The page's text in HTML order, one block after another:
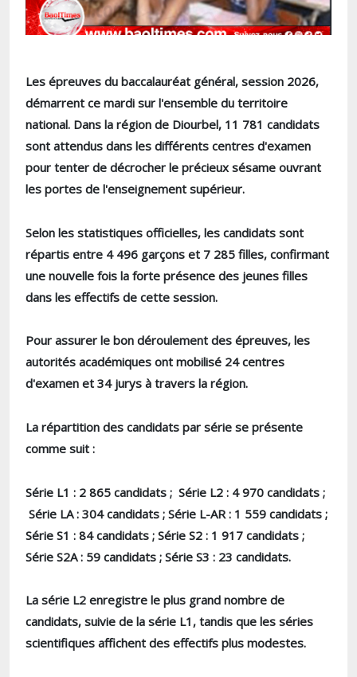
Les épreuves du baccalauréat général, session 2026,
démarrent ce mardi sur l'ensemble du territoire
national. Dans la région de Diourbel, 11 781 candidats
sont attendus dans les différents centres d'examen
pour tenter de décrocher le précieux sésame ouvrant
les portes de l'enseignement supérieur.
Selon les statistiques officielles, les candidats sont
répartis entre 4 496 garçons et 7 285 filles, confirmant
une nouvelle fois la forte présence des jeunes filles
dans les effectifs de cette session.
Pour assurer le bon déroulement des épreuves, les
autorités académiques ont mobilisé 24 centres
d'examen et 34 jurys à travers la région.
La répartition des candidats par série se présente
comme suit :
Série L1 : 2 865 candidats ; Série L2 : 4 970 candidats ;
Série LA : 304 candidats ; Série L-AR : 1 559 candidats ;
Série S1 : 84 candidats ; Série S2 : 1 917 candidats ;
Série S2A : 59 candidats ; Série S3 : 23 candidats.
La série L2 enregistre le plus grand nombre de
candidats, suivie de la série L1, tandis que les séries
scientifiques affichent des effectifs plus modestes.